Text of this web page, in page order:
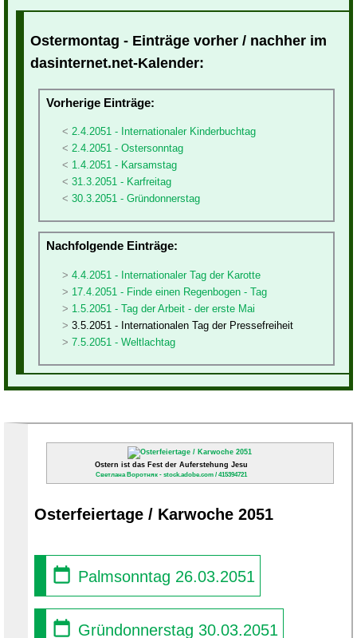
Ostermontag - Einträge vorher / nachher im
dasinternet.net-Kalender:
Vorherige Einträge:
2.4.2051 - Internationaler Kinderbuchtag
2.4.2051 - Ostersonntag
1.4.2051 - Karsamstag
31.3.2051 - Karfreitag
30.3.2051 - Gründonnerstag
Nachfolgende Einträge:
4.4.2051 - Internationaler Tag der Karotte
17.4.2051 - Finde einen Regenbogen - Tag
1.5.2051 - Tag der Arbeit - der erste Mai
3.5.2051 - Internationalen Tag der Pressefreiheit
7.5.2051 - Weltlachtag
Ostern ist das Fest der Auferstehung Jesu
Светлана Воротняк - stock.adobe.com / 415394721
Osterfeiertage / Karwoche 2051
Palmsonntag 26.03.2051
Gründonnerstag 30.03.2051